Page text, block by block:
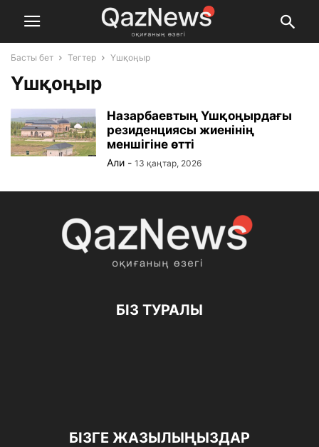
Басты бет Тегтер Үшқоңыр
Үшқоңыр
Назарбаевтың Үшқоңырдағы
резиденциясы жиенінің
меншігіне өтті
Али - 13 қаңтар, 2026
БІЗ ТУРАЛЫ
БІЗГЕ ЖАЗЫЛЫҢЫЗДАР